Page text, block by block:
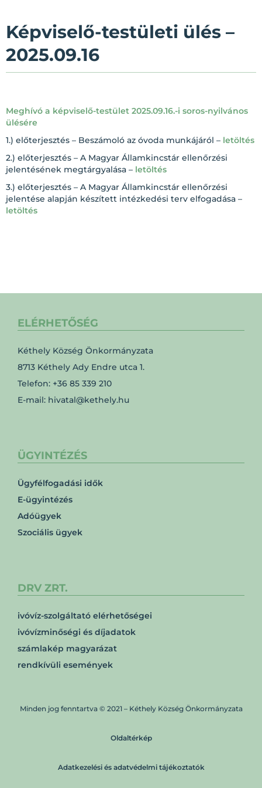
Képviselő-testületi ülés –
2025.09.16
Meghívó a képviselő-testület 2025.09.16.-i soros-nyilvános
ülésére
1.) előterjesztés – Beszámoló az óvoda munkájáról – letöltés
2.) előterjesztés – A Magyar Államkincstár ellenőrzési
jelentésének megtárgyalása – letöltés
3.) előterjesztés – A Magyar Államkincstár ellenőrzési
jelentése alapján készített intézkedési terv elfogadása –
letöltés
ELÉRHETŐSÉG
Kéthely Község Önkormányzata
8713 Kéthely Ady Endre utca 1.
Telefon: +36 85 339 210
E-mail: hivatal@kethely.hu
ÜGYINTÉZÉS
Ügyfélfogadási idők
E-ügyintézés
Adóügyek
Szociális ügyek
DRV ZRT.
ivóvíz-szolgáltató elérhetőségei
ivóvízminőségi és díjadatok
számlakép magyarázat
rendkívüli események
Minden jog fenntartva © 2021 – Kéthely Község Önkormányzata
Oldaltérkép
Adatkezelési és adatvédelmi tájékoztatók